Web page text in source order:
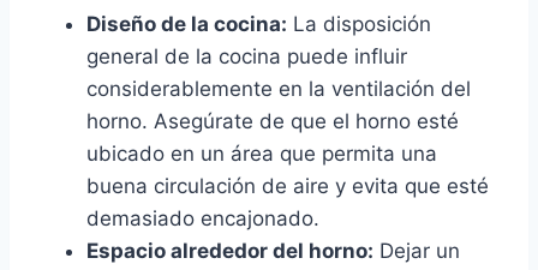
Diseño de la cocina: La disposición
general de la cocina puede influir
considerablemente en la ventilación del
horno. Asegúrate de que el horno esté
ubicado en un área que permita una
buena circulación de aire y evita que esté
demasiado encajonado.
Espacio alrededor del horno: Dejar un